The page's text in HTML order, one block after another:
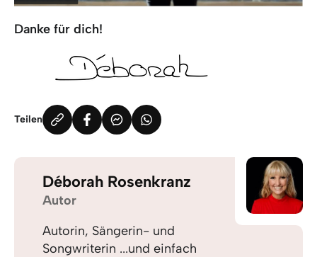
Danke für dich!
Teilen
Déborah Rosenkranz
Autor
Autorin, Sängerin- und
Songwriterin ...und einfach